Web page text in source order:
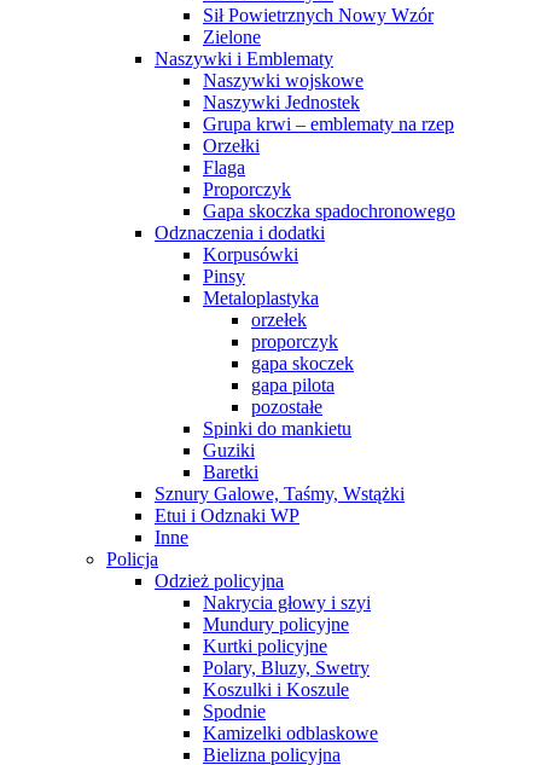
Sił Powietrznych Nowy Wzór
Zielone
Naszywki i Emblematy
Naszywki wojskowe
Naszywki Jednostek
Grupa krwi – emblematy na rzep
Orzełki
Flaga
Proporczyk
Gapa skoczka spadochronowego
Odznaczenia i dodatki
Korpusówki
Pinsy
Metaloplastyka
orzełek
proporczyk
gapa skoczek
gapa pilota
pozostałe
Spinki do mankietu
Guziki
Baretki
Sznury Galowe, Taśmy, Wstążki
Etui i Odznaki WP
Inne
Policja
Odzież policyjna
Nakrycia głowy i szyi
Mundury policyjne
Kurtki policyjne
Polary, Bluzy, Swetry
Koszulki i Koszule
Spodnie
Kamizelki odblaskowe
Bielizna policyjna